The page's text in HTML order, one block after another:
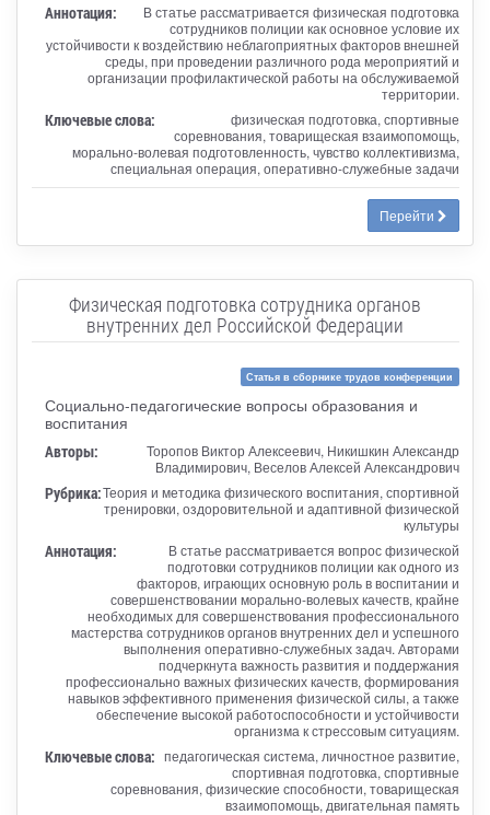
Аннотация:
В статье рассматривается физическая подготовка
сотрудников полиции как основное условие их
устойчивости к воздействию неблагоприятных факторов внешней
среды, при проведении различного рода мероприятий и
организации профилактической работы на обслуживаемой
территории.
Ключевые слова:
физическая подготовка, спортивные
соревнования, товарищеская взаимопомощь,
морально-волевая подготовленность, чувство коллективизма,
специальная операция, оперативно-служебные задачи
Перейти
Физическая подготовка сотрудника органов
внутренних дел Российской Федерации
Статья в сборнике трудов конференции
Социально-педагогические вопросы образования и
воспитания
Авторы:
Торопов Виктор Алексеевич, Никишкин Александр
Владимирович, Веселов Алексей Александрович
Рубрика:Теория и методика физического воспитания, спортивной
тренировки, оздоровительной и адаптивной физической
культуры
Аннотация:
В статье рассматривается вопрос физической
подготовки сотрудников полиции как одного из
факторов, играющих основную роль в воспитании и
совершенствовании морально-волевых качеств, крайне
необходимых для совершенствования профессионального
мастерства сотрудников органов внутренних дел и успешного
выполнения оперативно-служебных задач. Авторами
подчеркнута важность развития и поддержания
профессионально важных физических качеств, формирования
навыков эффективного применения физической силы, а также
обеспечение высокой работоспособности и устойчивости
организма к стрессовым ситуациям.
Ключевые слова: педагогическая система, личностное развитие,
спортивная подготовка, спортивные
соревнования, физические способности, товарищеская
взаимопомощь, двигательная память